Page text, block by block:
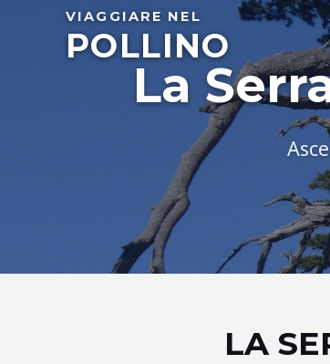
VIAGGIARE NEL
POLLINO
La
LA